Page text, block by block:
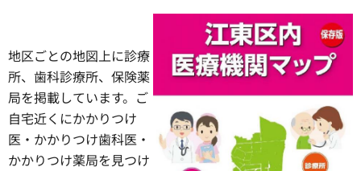
地区ごとの地図上に診療
所、歯科診療所、保険薬
局を掲載しています。ご
自宅近くにかかりつけ
医・かかりつけ歯科医・
かかりつけ薬局を見つけ